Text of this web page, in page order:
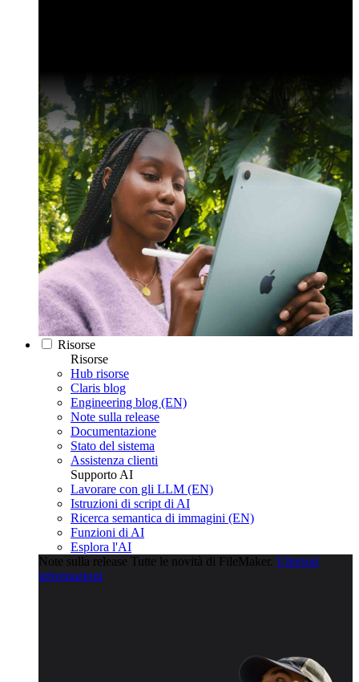
Risorse
Risorse
Hub risorse
Claris blog
Engineering blog (EN)
Note sulla release
Documentazione
Stato del sistema
Assistenza clienti
Supporto AI
Lavorare con gli LLM (EN)
Istruzioni di script di AI
Ricerca semantica di immagini (EN)
Funzioni di AI
Esplora l'AI
Note sulla release Tutte le novità di FileMaker. Ulteriori
informazioni